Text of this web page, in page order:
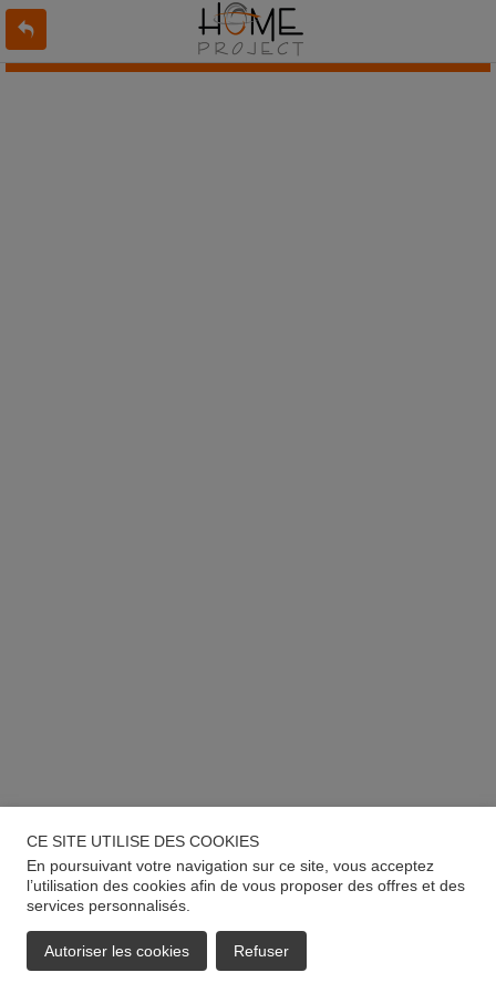
L'offre 9225574 n'existe pas ou n'est plus en ligne
CE SITE UTILISE DES COOKIES
En poursuivant votre navigation sur ce site, vous acceptez
l’utilisation des cookies afin de vous proposer des offres et des
services personnalisés.
Autoriser les cookies Refuser